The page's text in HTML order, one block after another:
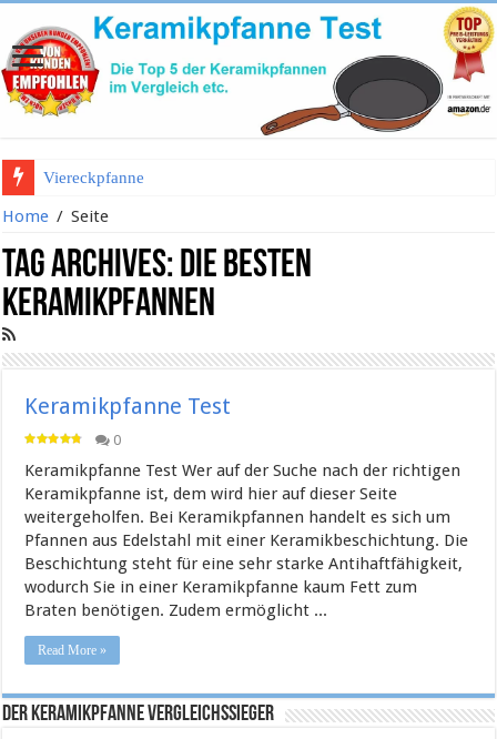
Viereckpfanne
Home / Seite
Tag Archives: die besten
keramikpfannen
Keramikpfanne Test
0
Keramikpfanne Test Wer auf der Suche nach der richtigen
Keramikpfanne ist, dem wird hier auf dieser Seite
weitergeholfen. Bei Keramikpfannen handelt es sich um
Pfannen aus Edelstahl mit einer Keramikbeschichtung. Die
Beschichtung steht für eine sehr starke Antihaftfähigkeit,
wodurch Sie in einer Keramikpfanne kaum Fett zum
Braten benötigen. Zudem ermöglicht ...
Read More »
Der Keramikpfanne Vergleichssieger